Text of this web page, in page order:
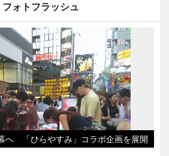
フォトフラッシュ
へ 「ひらやすみ」コラボ企画を展開